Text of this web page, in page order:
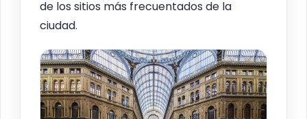
de los sitios más frecuentados de la
ciudad.